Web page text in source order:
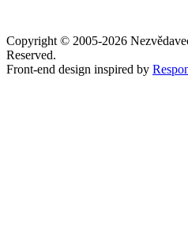
Copyright © 2005-2026
Reserved.
Front-end design inspired by